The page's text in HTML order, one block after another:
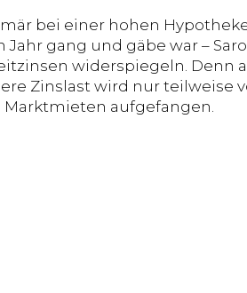
bei einer hohen
Jahr gang und gäbe war –
widerspiegeln. Denn
Zinslast wird nur teilweise
aufgefangen.